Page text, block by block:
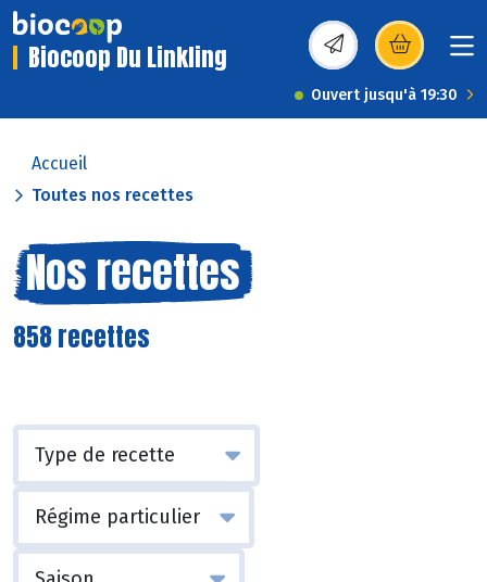
Biocoop Du Linkling (s’ouvre dans une
Ouvert jusqu'à 19:30
Accueil
Toutes nos recettes
Nos recettes
858 recettes